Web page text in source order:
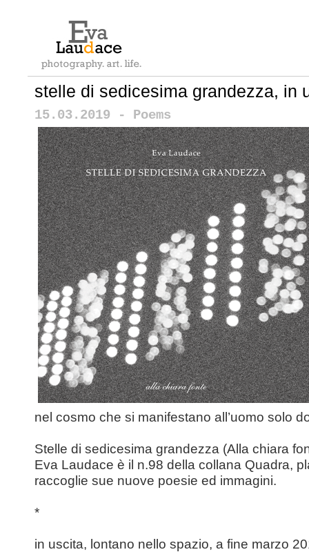
stelle di sedicesima grandezza, in
15.03.2019 - Poems
nel cosmo che si manifestano all’uomo solo
Stelle di sedicesima grandezza (Alla chiara
Eva Laudace è il n.98 della collana Quadra,
raccoglie sue nuove poesie ed immagini.
*
in uscita, lontano nello spazio, a fine marzo